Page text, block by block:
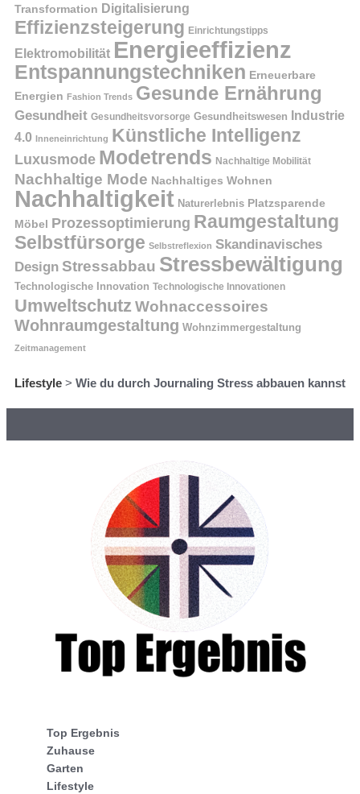
Transformation Digitalisierung
Effizienzsteigerung Einrichtungstipps
Elektromobilität Energieeffizienz
Entspannungstechniken Erneuerbare
Energien Fashion Trends Gesunde Ernährung
Gesundheit Gesundheitsvorsorge Gesundheitswesen Industrie
4.0 Inneneinrichtung Künstliche Intelligenz
Luxusmode Modetrends Nachhaltige Mobilität
Nachhaltige Mode Nachhaltiges Wohnen
Nachhaltigkeit Naturerlebnis Platzsparende
Möbel
Prozessoptimierung Raumgestaltung
Selbstfürsorge Selbstreflexion Skandinavisches
Design Stressabbau Stressbewältigung
Technologische Innovation Technologische Innovationen
Umweltschutz Wohnaccessoires
Wohnraumgestaltung Wohnzimmergestaltung
Zeitmanagement
Lifestyle > Wie du durch Journaling Stress abbauen kannst
Top Ergebnis
Zuhause
Garten
Lifestyle